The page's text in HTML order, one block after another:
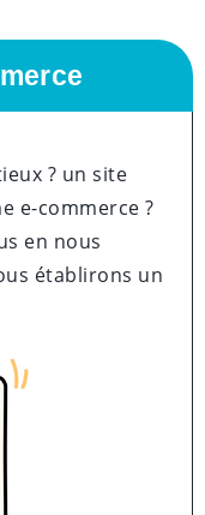
? un site
e-commerce ?
en nous
établirons un